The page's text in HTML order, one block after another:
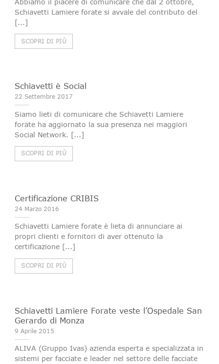
Schiavetti Lamiere forate si avvale del contributo del
[...]
SCOPRI DI PIÙ
Schiavetti è Social
22 Settembre 2017
Siamo lieti di comunicare che Schiavetti Lamiere
forate ha aggiornato la sua presenza nei maggiori
Social Network. [...]
SCOPRI DI PIÙ
Certificazione CRIBIS
24 Marzo 2016
Schiavetti Lamiere forate è lieta di annunciare ai
propri clienti e fornitori di aver ottenuto la
certificazione [...]
SCOPRI DI PIÙ
Schiavetti Lamiere Forate veste l’Ospedale San
Gerardo di Monza
9 Aprile 2015
ALIVA (Gruppo Ivas) azienda esperta e specializzata in
sistemi per facciate e leader nel settore delle facciate